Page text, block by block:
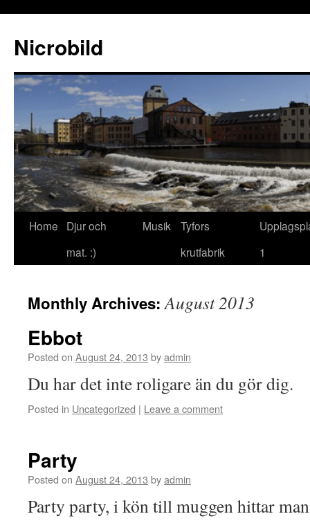
Nicrobild
Home
Djur och
mat. :)
Musik
Tyfors
krutfabrik
1
Monthly Archives:August 2013
Ebbot
Posted on August 24, 2013 byadmin
Du har det inte roligare än du gör dig.
Posted in Uncategorized | Leave a comment
Party
Posted on August 24, 2013 byadmin
Party party, i kön till muggen hittar